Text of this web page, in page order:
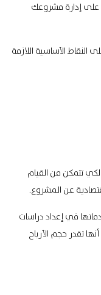
على إدارة مشروعك
النقاط الأساسية اللازمة
تتمكن من القيام
عن المشروع.
في إعداد دراسات
تقدر حجم الأرباح